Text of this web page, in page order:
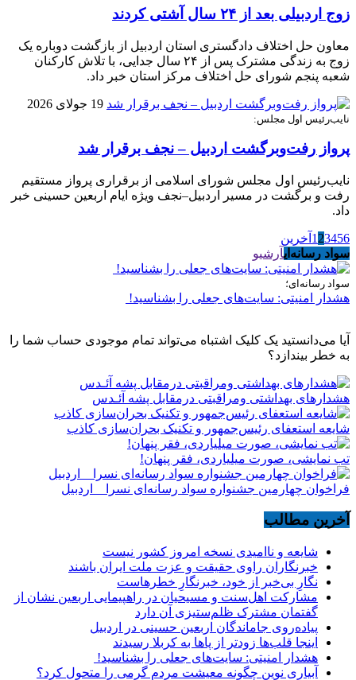
زوج اردبیلی بعد از ۲۴ سال آشتی کردند
معاون حل اختلاف دادگستری استان اردبیل از بازگشت دوباره یک
زوج به زندگی مشترک پس از ۲۴ سال جدایی، با تلاش کارکنان
شعبه پنجم شورای حل اختلاف مرکز استان خبر داد.
19 جولای 2026
نایب‌رئیس اول مجلس:
پرواز رفت‌وبرگشت اردبیل – نجف برقرار شد
نایب‌رئیس اول مجلس شورای اسلامی از برقراری پرواز مستقیم
رفت و برگشت در مسیر اردبیل–نجف ویژه ایام اربعین حسینی خبر
داد.
1 23456
آخرین
سواد رسانه‌ایآرشیو
سواد رسانه‌ای؛
هشدار امنیتی: سایت‌های جعلی را بشناسید!
آیا می‌دانستید یک کلیک اشتباه می‌تواند تمام موجودی حساب شما را
به خطر بیندازد؟
هشدارهاى بهداشتى ومراقبتى درمقابل پشه آئـدس
شایعه استعفای رئیس‌جمهور و تکنیک بحران‌سازی کاذب
تب نمایشی، صورت میلیاردی، فقر پنهان!
فراخوان چهارمین جشنواره سواد رسانه‌ای نسرا _ اردبیل
آخرین مطالب
شایعه و ناامیدی نسخه امروز کشور نیست
خبرنگاران راوی حقیقت و عزت ملت ایران باشند
نگارِ بی‌خبر از خود، خبرنگارِ خطرهاست
مشارکت اهل‌سنت و مسیحیان در راهپیمایی اربعین نشان از
گفتمان مشترک ظلم‌ستیزی آن دارد
پیاده‌روی جاماندگان اربعین حسینی در اردبیل
اینجا قلب‌ها زودتر از پاها به کربلا رسیدند
هشدار امنیتی: سایت‌های جعلی را بشناسید!
آبیاری نوین چگونه معیشت مردم گرمی را متحول کرد؟